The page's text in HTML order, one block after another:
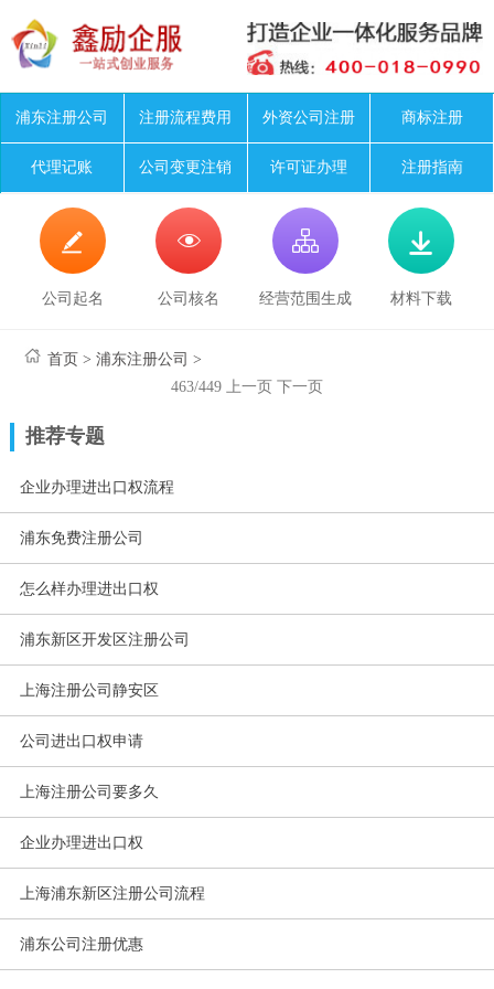
浦东注册公司 注册流程费用 外资公司注册 商标注册
代理记账 公司变更注销 许可证办理 注册指南

公司起名

公司核名

经营范围生成

材料下载
首页 >浦东注册公司 >
463/449
上一页 下一页
推荐专题
企业办理进出口权流程
浦东免费注册公司
怎么样办理进出口权
浦东新区开发区注册公司
上海注册公司静安区
公司进出口权申请
上海注册公司要多久
企业办理进出口权
上海浦东新区注册公司流程
浦东公司注册优惠